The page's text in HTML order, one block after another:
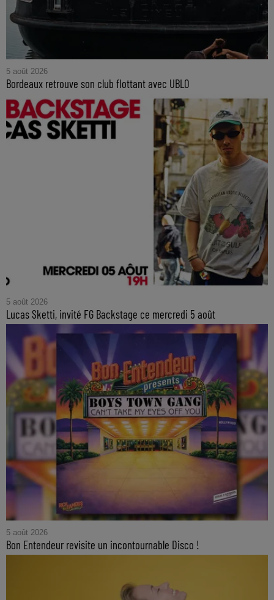
5 août 2026
Bordeaux retrouve son club flottant avec UBLO
5 août 2026
Lucas Sketti, invité FG Backstage ce mercredi 5 août
5 août 2026
Bon Entendeur revisite un incontournable Disco !